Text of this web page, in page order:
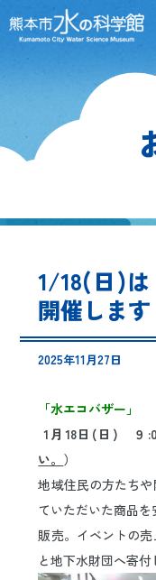
水の
日本語
1/18(日)
開催します
2025年11月27日
「水エコバザー」
1月18日(日) ９
い。 ）
地域住民の方たち
ていただいた商品を
販売。イベントの
と地下水財団へ寄付